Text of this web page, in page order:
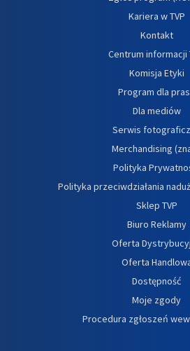
Kariera w TVP
Kontakt
Centrum informacji
Komisja Etyki
Program dla
Dla mediów
Serwis
Merchandising
Polityka
Polityka przeciwdziałania
Sklep TVP
Biuro Reklamy
Oferta
Oferta
Dostępność
Moje zgody
Procedura zgłoszeń